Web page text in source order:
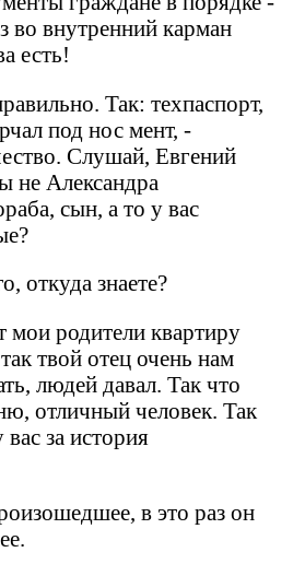
во внутренний карман
есть!
Так: техпаспорт,
под нос мент, -
Слушай, Евгений
не Александра
сын, а то у вас
откуда знаете?
мои родители квартиру
твой отец очень нам
людей давал. Так что
отличный человек. Так
за история
в это раз он